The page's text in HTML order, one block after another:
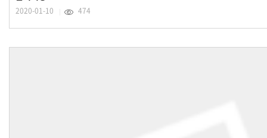
2020-01-10 474